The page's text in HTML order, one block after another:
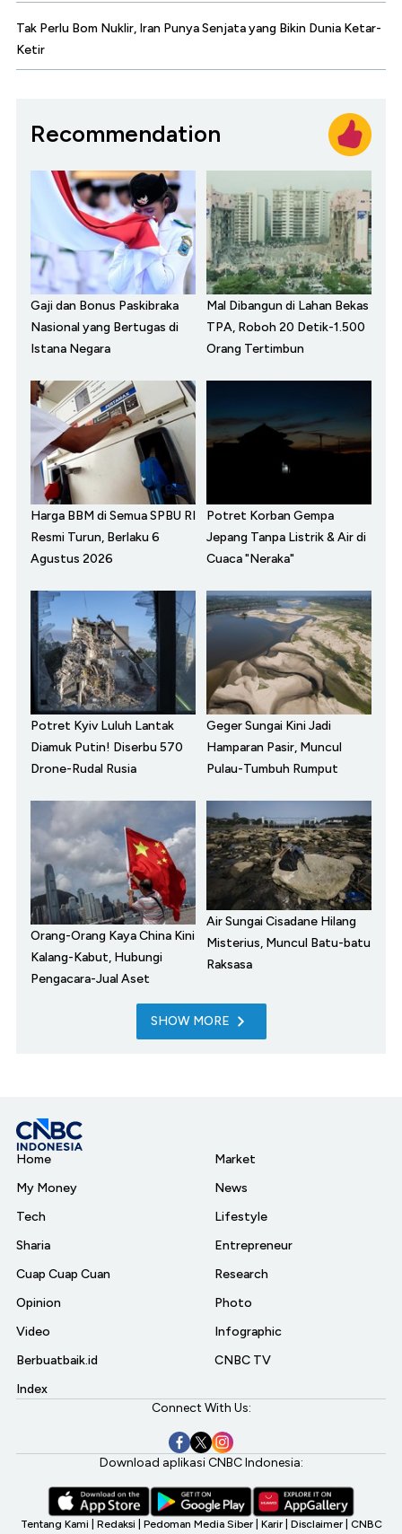
Tak Perlu Bom Nuklir, Iran Punya Senjata yang Bikin Dunia Ketar-
Ketir
Recommendation
Gaji dan Bonus Paskibraka
Nasional yang Bertugas di
Istana Negara
Mal Dibangun di Lahan Bekas
TPA, Roboh 20 Detik-1.500
Orang Tertimbun
Harga BBM di Semua SPBU RI
Resmi Turun, Berlaku 6
Agustus 2026
Potret Korban Gempa
Jepang Tanpa Listrik & Air di
Cuaca "Neraka"
Potret Kyiv Luluh Lantak
Diamuk Putin! Diserbu 570
Drone-Rudal Rusia
Geger Sungai Kini Jadi
Hamparan Pasir, Muncul
Pulau-Tumbuh Rumput
Orang-Orang Kaya China Kini
Kalang-Kabut, Hubungi
Pengacara-Jual Aset
Air Sungai Cisadane Hilang
Misterius, Muncul Batu-batu
Raksasa
SHOW MORE
Home
My Money
Tech
Sharia
Cuap Cuap Cuan
Opinion
Video
Berbuatbaik.id
Index
Market
News
Lifestyle
Entrepreneur
Research
Photo
Infographic
CNBC TV
Connect With Us:
Download aplikasi CNBC Indonesia:
Tentang Kami Redaksi Pedoman Media Siber Karir Disclaimer CNBC